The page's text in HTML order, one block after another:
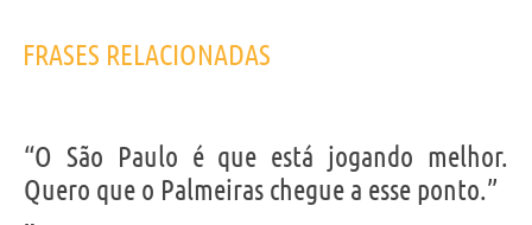
FRASES RELACIONADAS
“O São Paulo é que está jogando melhor.
Quero que o Palmeiras chegue a esse ponto.”